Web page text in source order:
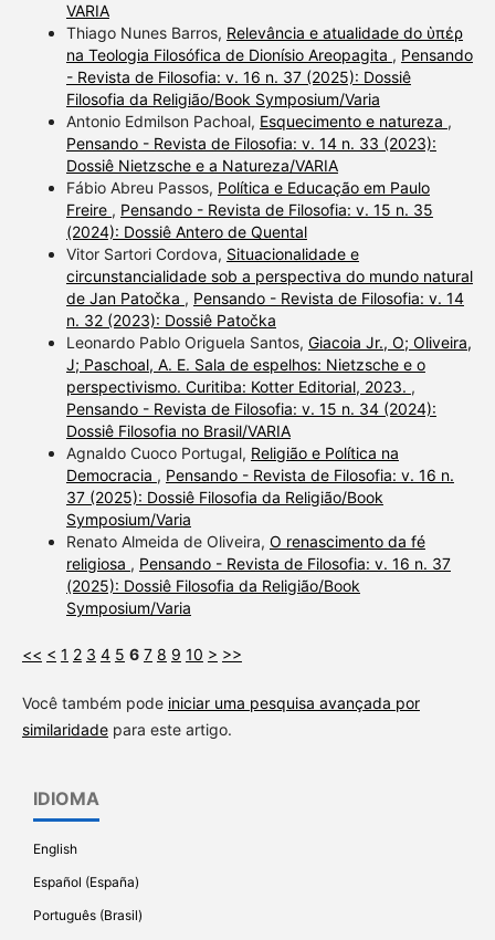
VARIA
Thiago Nunes Barros, Relevância e atualidade do ὑπέρ
na Teologia Filosófica de Dionísio Areopagita , Pensando
- Revista de Filosofia: v. 16 n. 37 (2025): Dossiê
Filosofia da Religião/Book Symposium/Varia
Antonio Edmilson Pachoal, Esquecimento e natureza ,
Pensando - Revista de Filosofia: v. 14 n. 33 (2023):
Dossiê Nietzsche e a Natureza/VARIA
Fábio Abreu Passos, Política e Educação em Paulo
Freire , Pensando - Revista de Filosofia: v. 15 n. 35
(2024): Dossiê Antero de Quental
Vitor Sartori Cordova, Situacionalidade e
circunstancialidade sob a perspectiva do mundo natural
de Jan Patočka , Pensando - Revista de Filosofia: v. 14
n. 32 (2023): Dossiê Patočka
Leonardo Pablo Origuela Santos, Giacoia Jr., O; Oliveira,
J; Paschoal, A. E. Sala de espelhos: Nietzsche e o
perspectivismo. Curitiba: Kotter Editorial, 2023. ,
Pensando - Revista de Filosofia: v. 15 n. 34 (2024):
Dossiê Filosofia no Brasil/VARIA
Agnaldo Cuoco Portugal, Religião e Política na
Democracia , Pensando - Revista de Filosofia: v. 16 n.
37 (2025): Dossiê Filosofia da Religião/Book
Symposium/Varia
Renato Almeida de Oliveira, O renascimento da fé
religiosa , Pensando - Revista de Filosofia: v. 16 n. 37
(2025): Dossiê Filosofia da Religião/Book
Symposium/Varia
<< < 1 2 3 4 5 6 7 8 9 10 > >>
Você também pode iniciar uma pesquisa avançada por
similaridadepara este artigo.
IDIOMA
English
Español (España)
Português (Brasil)